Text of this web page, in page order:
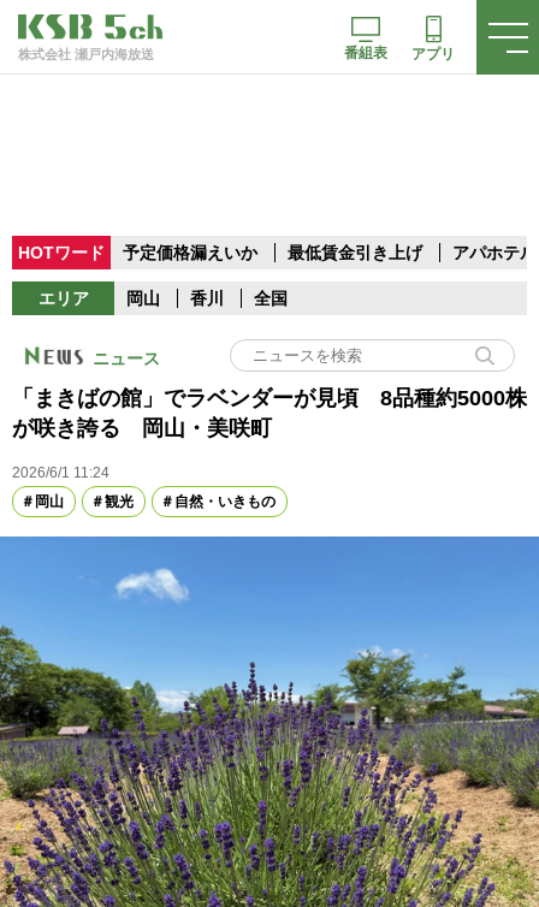
株式会社 瀬戸内海放送 番組表 アプリ
HOTワード 予定価格漏えいか 最低賃金引き上げ アパホテル
エリア 岡山 香川 全国
ニュース
「まきばの館」でラベンダーが見頃 8品種約5000株
が咲き誇る 岡山・美咲町
2026/6/1 11:24
岡山
観光 自然・いきもの